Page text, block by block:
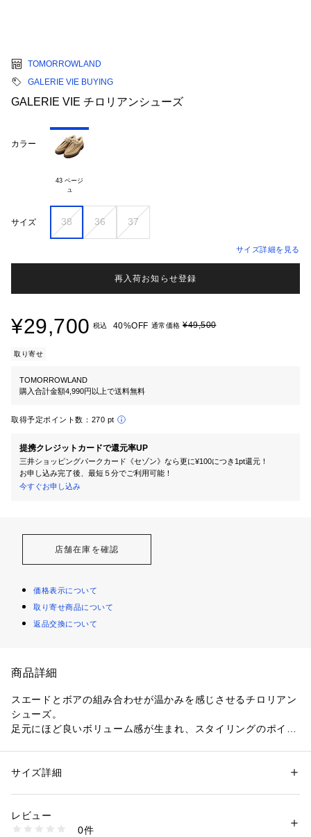
TOMORROWLAND
GALERIE VIE BUYING
GALERIE VIE チロリアンシューズ
カラー
43 ベージ
サイズ 38 36 37
サイズ詳細を見る
再入荷お知らせ登録
¥29,700 税込 40%OFF 通常価格 ¥49,500
取り寄せ
TOMORROWLAND
購入合計金額4,990円以上で送料無料
取得予定ポイント数： 270 pt
提携クレジットカードで還元率UP
三井ショッピングパークカード《セゾン》なら更に¥100につき1pt還元！
お申し込み完了後、最短５分でご利用可能！
今すぐお申し込み
店舗在庫を確認
価格表示について
取り寄せ商品について
返品交換について
商品詳細
スエードとボアの組み合わせが温かみを感じさせるチロリアン
シューズ。
足元にほど良いボリューム感が生まれ、スタイリングのポイン
秋冬のコーディネートで活躍してくれる一足です。
36　23.0cm～23.5cm
37　23.5cm～24.0cm
性別：レディース
素材：-
商品番号：
27015501005 （ショップ）
サイズ詳細
レビュー
0件